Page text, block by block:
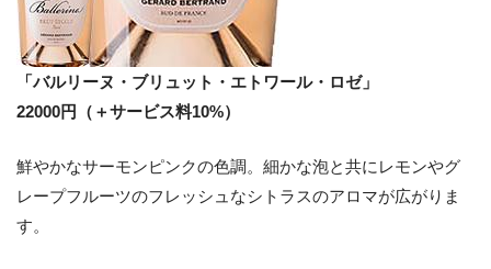
「バルリーヌ・ブリュット・エトワール・ロゼ」
22000円（＋サービス料10%）
鮮やかなサーモンピンクの色調。細かな泡と共にレモンやグ
レープフルーツのフレッシュなシトラスのアロマが広がりま
す。